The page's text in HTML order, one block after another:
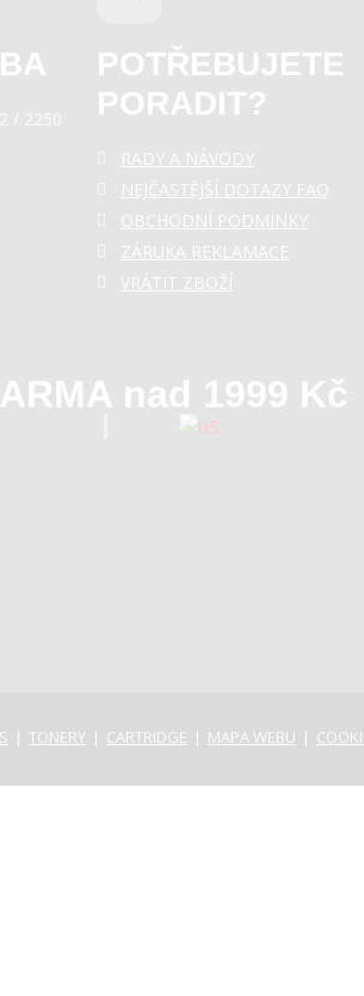
/ 2250
POTŘEBUJETE
PORADIT?
RADY A NÁVODY
NEJČASTĚJŠÍ DOTAZY FAQ
OBCHODNÍ PODMÍNKY
ZÁRUKA REKLAMACE
VRÁTIT ZBOŽÍ
nad 1999 Kč
TONERY CARTRIDGE MAPA WEBU